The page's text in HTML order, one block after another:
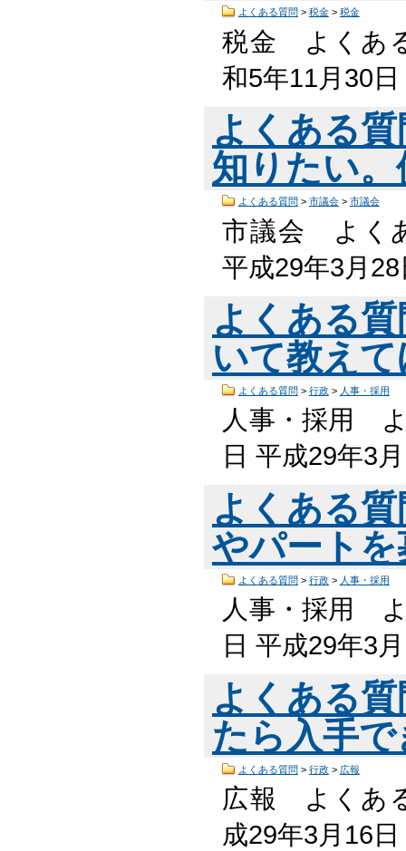
よくある質問 > 税金> 税金
税金 よくあ
和5年11月30
よくある
知りたい
よくある質問 > 市議会> 市議会
市議会 よく
平成29年3月
よくある
いて教え
よくある質問 > 行政> 人事・採用
人事・採用
日 平成29年3
よくある
やパート
よくある質問 > 行政> 人事・採用
人事・採用
日 平成29年3
よくある
たら入手
よくある質問 > 行政> 広報
広報 よくあ
成29年3月16